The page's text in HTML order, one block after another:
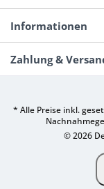
Informationen
Zahlung &
* Alle Preise inkl.
© 2026